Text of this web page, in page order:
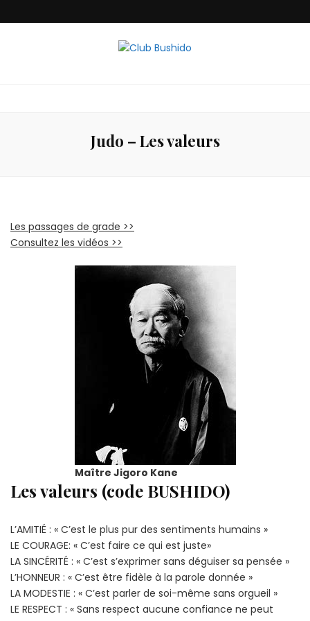
Judo – Les valeurs
Les passages de grade >>
Consultez les vidéos >>
Maître Jigoro Kane
Les valeurs (code BUSHIDO)
L’AMITIÉ : « C’est le plus pur des sentiments humains »
LE COURAGE: « C’est faire ce qui est juste»
LA SINCÉRITÉ : « C’est s’exprimer sans déguiser sa pensée »
L’HONNEUR : « C’est être fidèle à la parole donnée »
LA MODESTIE : « C’est parler de soi-même sans orgueil »
LE RESPECT : « Sans respect aucune confiance ne peut